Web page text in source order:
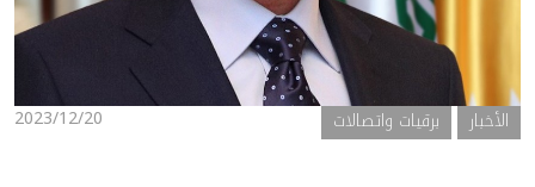
2023/12/20 الأخبار برقيات واتصالات